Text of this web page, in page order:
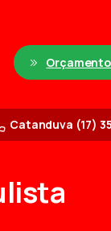
Catanduva (17)